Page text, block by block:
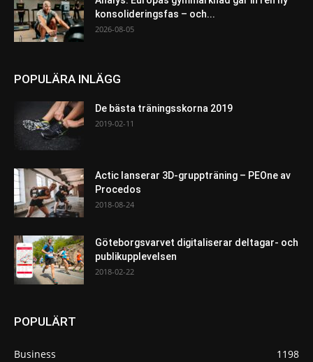
konsolideringsfas – och...
2026-08-05
POPULÄRA INLÄGG
De bästa träningsskorna 2019
2019-02-11
Actic lanserar 3D-gruppträning – PEOne av
Procedos
2018-08-24
Göteborgsvarvet digitaliserar deltagar- och
publikupplevelsen
2018-02-22
POPULÄRT
Business
1198